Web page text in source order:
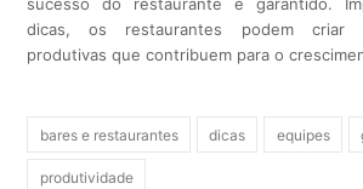
dicas, os restaurantes podem criar
produtivas que contribuem para o
bares e restaurantes dicas equipes
produtividade